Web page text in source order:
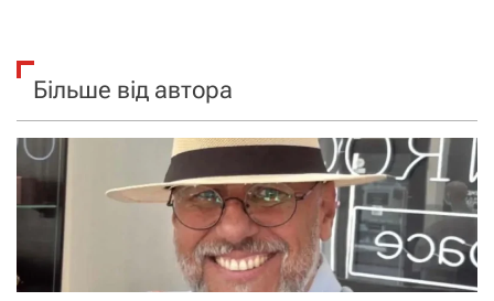
Більше від автора